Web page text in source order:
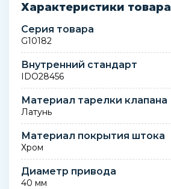
Характеристики товара
Серия товара
G10182
Внутренний стандарт
IDO28456
Материал тарелки клапана
Латунь
Материал покрытия штока
Хром
Диаметр привода
40 мм